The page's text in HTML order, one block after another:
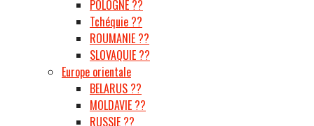
POLOGNE ??
Tchéquie ??
ROUMANIE ??
SLOVAQUIE ??
Europe orientale
BELARUS ??
MOLDAVIE ??
RUSSIE ??